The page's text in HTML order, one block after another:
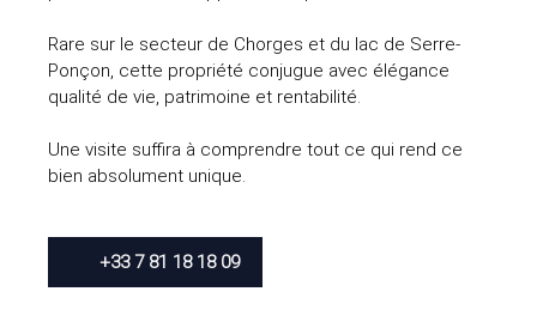
Rare sur le secteur de Chorges et du lac de Serre-
Ponçon, cette propriété conjugue avec élégance
qualité de vie, patrimoine et rentabilité.
Une visite suffira à comprendre tout ce qui rend ce
bien absolument unique.
+33 7 81 18 18 09